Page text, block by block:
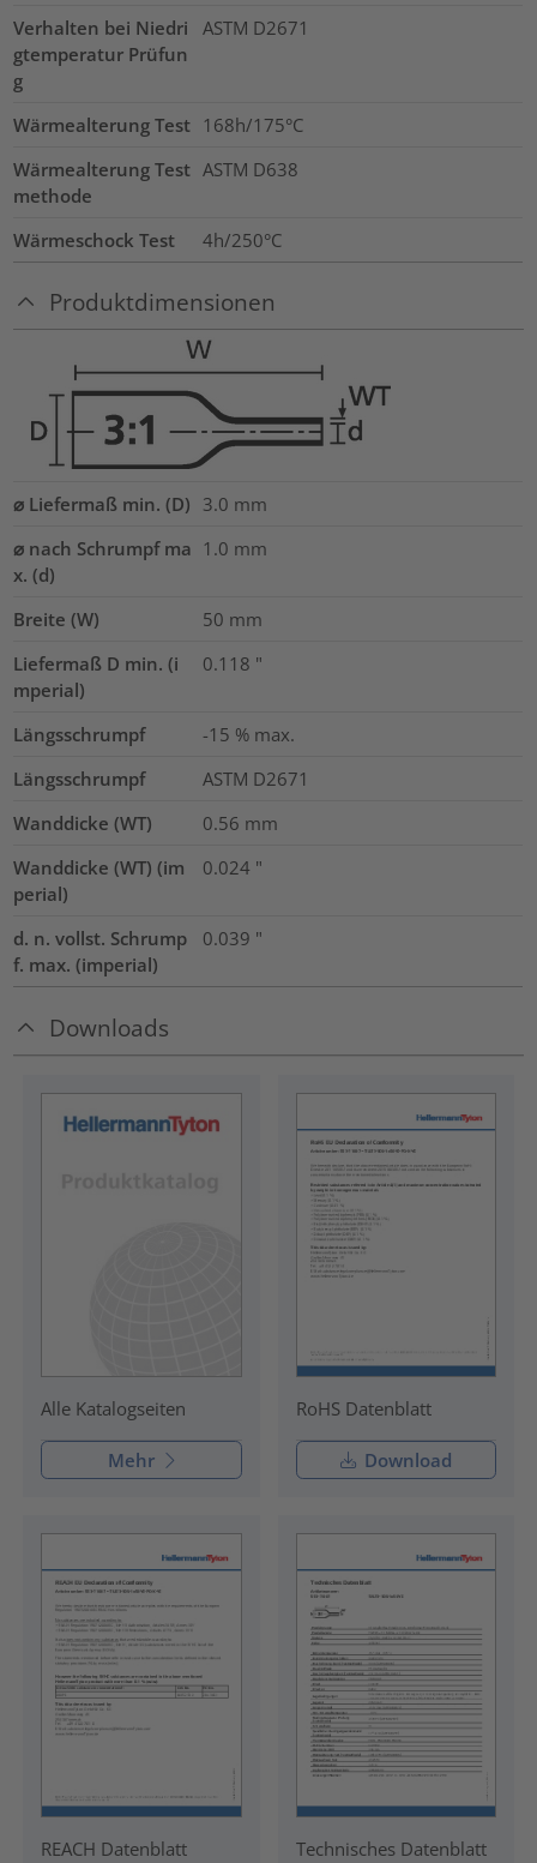
Verhalten bei Niedri
gtemperatur Prüfun
g
ASTM D2671
Wärmealterung Test 168h/175°C
Wärmealterung Test
methode
ASTM D638
Wärmeschock Test 4h/250°C
Produktdimensionen
⌀ Liefermaß min. (D) 3.0 mm
⌀ nach Schrumpf ma
x. (d)
1.0 mm
Breite (W) 50 mm
Liefermaß D min. (i
mperial)
0.118 "
Längsschrumpf
-15 % max.
Längsschrumpf
ASTM D2671
Wanddicke (WT)
0.56 mm
Wanddicke (WT) (im
perial)
0.024 "
d. n. vollst. Schrump
f. max. (imperial)
0.039 "
Downloads
Alle Katalogseiten
Mehr
RoHS Datenblatt
Download
REACH Datenblatt Technisches Datenblatt